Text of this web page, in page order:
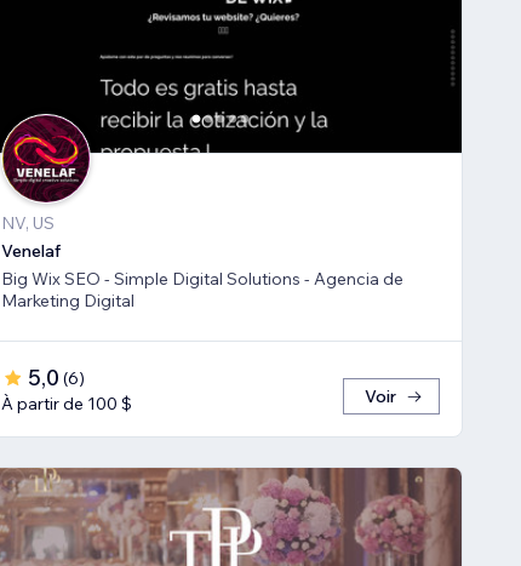
NV, US
Venelaf
Big Wix SEO - Simple Digital Solutions - Agencia de
Marketing Digital
5,0 (6)
À partir de 100 $
Voir